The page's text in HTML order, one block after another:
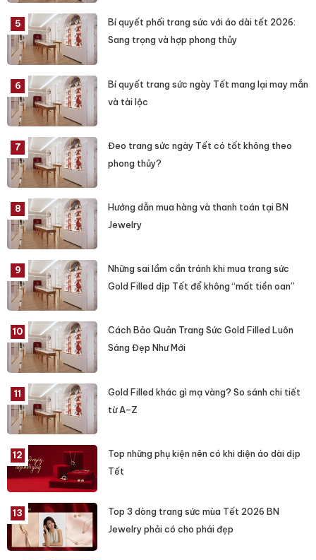
Bí quyết phối trang sức với áo dài tết 2026:
Sang trọng và hợp phong thủy
Bí quyết trang sức ngày Tết mang lại may mắn
và tài lộc
Đeo trang sức ngày Tết có tốt không theo
phong thủy?
Hướng dẫn mua hàng và thanh toán tại BN
Jewelry
Những sai lầm cần tránh khi mua trang sức
Gold Filled dịp Tết để không “mất tiền oan”
Cách Bảo Quản Trang Sức Gold Filled Luôn
Sáng Đẹp Như Mới
Gold Filled khác gì mạ vàng? So sánh chi tiết
từ A–Z
Top những phụ kiện nên có khi diện áo dài dịp
Tết
Top 3 dòng trang sức mùa Tết 2026 BN
Jewelry phải có cho phái đẹp